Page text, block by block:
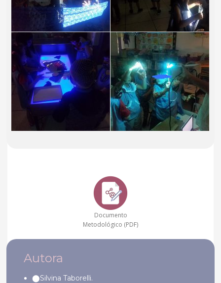
Documento
Metodológico (PDF)
Autora
Silvina Taborelli.